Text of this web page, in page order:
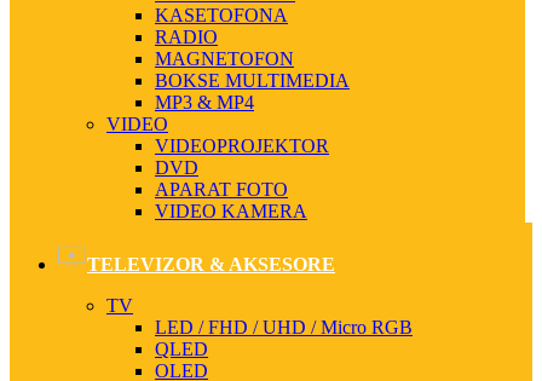
KASETOFONA
RADIO
MAGNETOFON
BOKSE MULTIMEDIA
MP3 & MP4
VIDEO
VIDEOPROJEKTOR
DVD
APARAT FOTO
VIDEO KAMERA
TELEVIZOR & AKSESORE
TV
LED / FHD / UHD / Micro RGB
QLED
OLED